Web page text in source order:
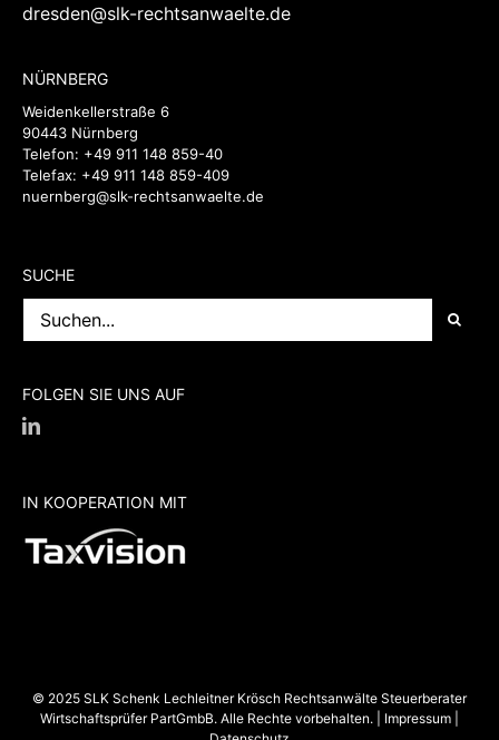
dresden@slk-rechtsanwaelte.de
NÜRNBERG
Weidenkellerstraße 6
90443 Nürnberg
Telefon: +49 911 148 859-40
Telefax: +49 911 148 859-409
nuernberg@slk-rechtsanwaelte.de
SUCHE
nach:
FOLGEN SIE UNS AUF
IN KOOPERATION MIT
© 2025 SLK Schenk Lechleitner Krösch Rechtsanwälte Steuerberater
Wirtschaftsprüfer PartGmbB. Alle Rechte vorbehalten. | Impressum